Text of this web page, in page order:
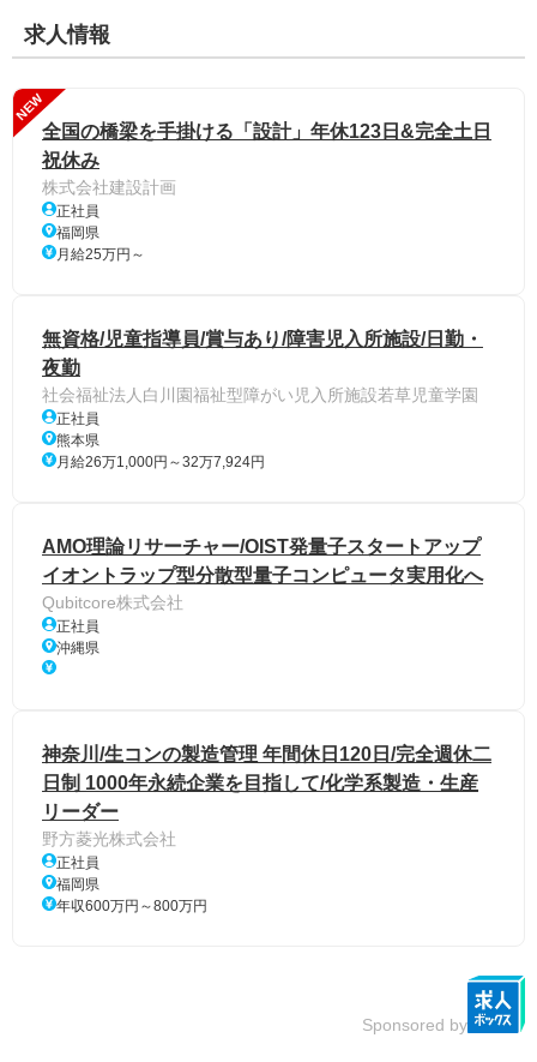
求人情報
NEW
全国の橋梁を手掛ける「設計」年休123日&完全土日
祝休み
株式会社建設計画
正社員
福岡県
月給25万円～
無資格/児童指導員/賞与あり/障害児入所施設/日勤・
夜勤
社会福祉法人白川園福祉型障がい児入所施設若草児童学園
正社員
熊本県
月給26万1,000円～32万7,924円
AMO理論リサーチャー/OIST発量子スタートアップ
イオントラップ型分散型量子コンピュータ実用化へ
Qubitcore株式会社
正社員
沖縄県
神奈川/生コンの製造管理 年間休日120日/完全週休二
日制 1000年永続企業を目指して/化学系製造・生産
リーダー
野方菱光株式会社
正社員
福岡県
年収600万円～800万円
Sponsored by